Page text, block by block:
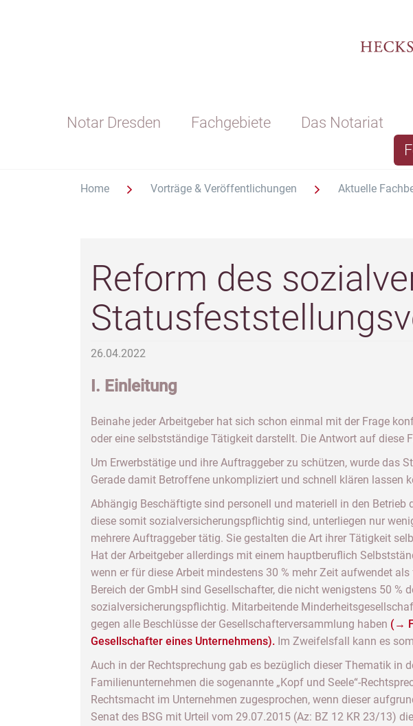
Notar Dresden Fachgebiete Das Notariat
Home Vorträge & Veröffentlichungen Aktuelle
Reform des
26.04.2022
I. Einleitung
Beinahe jeder Arbeitgeber hat sich schon einmal mit der Frage
oder eine selbstständige Tätigkeit darstellt. Die Antwort auf diese
Um Erwerbstätige und ihre Auftraggeber zu schützen, wurde das
Gerade damit Betroffene unkompliziert und schnell klären lassen
Abhängig Beschäftigte sind personell und materiell in den Betrieb
diese somit sozialversicherungspflichtig sind, unterliegen nur
mehrere Auftraggeber tätig. Sie gestalten die Art ihrer Tätigkeit
Hat der Arbeitgeber allerdings mit einem hauptberuflich
wenn er für diese Arbeit mindestens 30 % mehr Zeit aufwendet
Bereich der GmbH sind Gesellschafter, die nicht wenigstens 50
sozialversicherungspflichtig. Mitarbeitende
gegen alle Beschlüsse der Gesellschafterversammlung haben (→
Gesellschafter eines Unternehmens). Im Zweifelsfall kann es
Auch in der Rechtsprechung gab es bezüglich dieser Thematik in
Familienunternehmen die sogenannte „Kopf und Seele“-
Rechtsmacht im Unternehmen zugesprochen, wenn dieser
Senat des BSG mit Urteil vom 29.07.2015 (Az: BZ 12 KR 23/13)